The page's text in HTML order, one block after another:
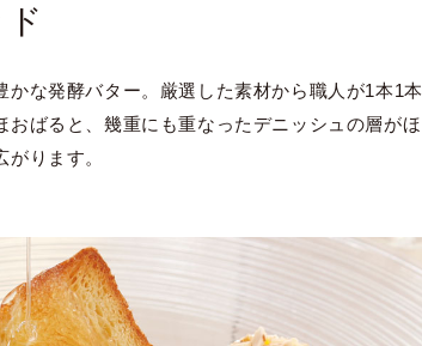
な発酵バター。厳選した素材から職人が1本1本
ばると、幾重にも重なったデニッシュの層がほ
ります。